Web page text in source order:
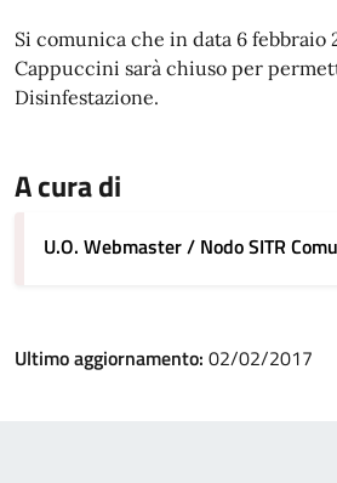
Si comunica che in data 6 febbraio
Cappuccini sarà chiuso per
Disinfestazione.
A cura di
U.O. Webmaster / Nodo SITR
Ultimo aggiornamento: 02/02/2017